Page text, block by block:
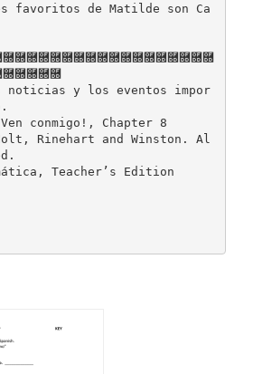
favoritos de Matilde son Ca
noticias y los eventos impor
conmigo!, Chapter 8
Rinehart and Winston. Al
Teacher’s Edition